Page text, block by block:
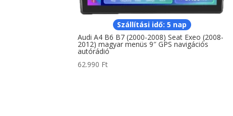
Szállítási idő: 5 nap
Audi A4 B6 B7 (2000-2008) Seat Exeo (2008-
2012) magyar menüs 9″ GPS navigációs
autórádió
62.990 Ft